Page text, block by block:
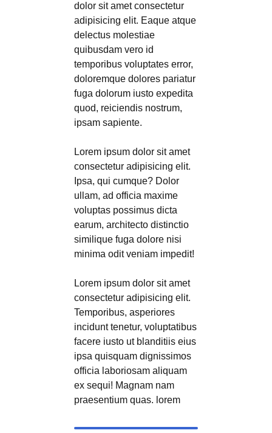
dolor sit amet consectetur
adipisicing elit. Eaque atque
delectus molestiae
quibusdam vero id
temporibus voluptates error,
doloremque dolores pariatur
fuga dolorum iusto expedita
quod, reiciendis nostrum,
ipsam sapiente.
Lorem ipsum dolor sit amet
consectetur adipisicing elit.
Ipsa, qui cumque? Dolor
ullam, ad officia maxime
voluptas possimus dicta
earum, architecto distinctio
similique fuga dolore nisi
minima odit veniam impedit!
Lorem ipsum dolor sit amet
consectetur adipisicing elit.
Temporibus, asperiores
incidunt tenetur, voluptatibus
facere iusto ut blanditiis eius
ipsa quisquam dignissimos
officia laboriosam aliquam
ex sequi! Magnam nam
praesentium quas. lorem